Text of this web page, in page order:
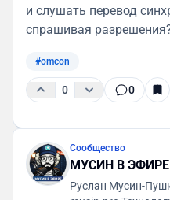
и слушать перевод
спрашивая
#omcon
0 0
Сообщество
МУСИН В ЭФИРЕ
Руслан Мусин-Пушкин